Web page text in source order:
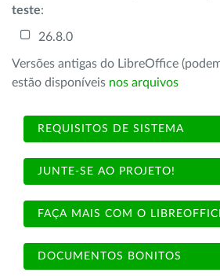
teste:
26.8.0
Versões antigas do LibreOffice
estão disponíveis nos arquivos
REQUISITOS DE SISTEMA
JUNTE-SE AO PROJETO!
FAÇA MAIS COM O
DOCUMENTOS BONITOS